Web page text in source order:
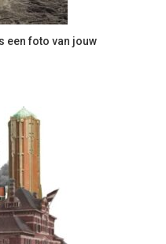
een foto van jouw